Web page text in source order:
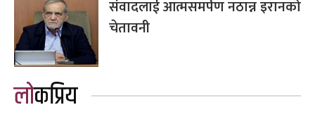
संवादलाई आत्मसमर्पण नठान्न इरानको
चेतावनी
लोकप्रिय